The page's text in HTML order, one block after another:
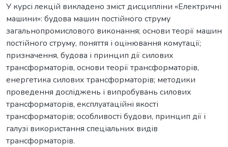
У курсі лекцій викладено зміст дисципліни «Електричні
машини»: будова машин постійного струму
загальнопромислового виконання; основи теорії машин
постійного струму, поняття і оцінювання комутації;
призначення, будова і принцип дії силових
трансформаторів, основи теорії трансформаторів,
енергетика силових трансформаторів; методики
проведення досліджень і випробувань силових
трансформаторів, експлуатаційні якості
трансформаторів; особливості будови, принцип дії і
галузі використання спеціальних видів
трансформаторів.